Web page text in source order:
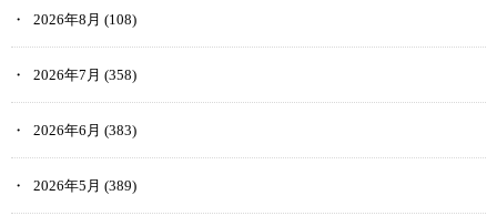
2026年8月 (108)
2026年7月 (358)
2026年6月 (383)
2026年5月 (389)